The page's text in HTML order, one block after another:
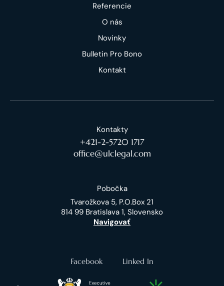
Referencie
O nás
Novinky
Bulletin Pro Bono
Kontakt
Kontakty
+421-2-5720 1717
office@ulclegal.com
Pobočka
Tvarožkova 5, P.O.Box 21
814 99 Bratislava 1, Slovensko
Navigovať
Facebook Linked In